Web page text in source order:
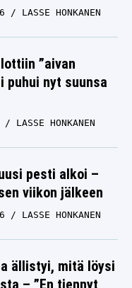
LASSE HONKANEN
”aivan
puhui nyt suunsa
LASSE HONKANEN
pesti alkoi –
viikon jälkeen
LASSE HONKANEN
ällistyi, mitä löysi